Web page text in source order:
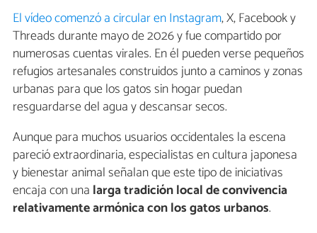
El vídeo comenzó a circular en Instagram, X, Facebook y
Threads durante mayo de 2026 y fue compartido por
numerosas cuentas virales. En él pueden verse pequeños
refugios artesanales construidos junto a caminos y zonas
urbanas para que los gatos sin hogar puedan
resguardarse del agua y descansar secos.
Aunque para muchos usuarios occidentales la escena
pareció extraordinaria, especialistas en cultura japonesa
y bienestar animal señalan que este tipo de iniciativas
encaja con una larga tradición local de convivencia
relativamente armónica con los gatos urbanos.